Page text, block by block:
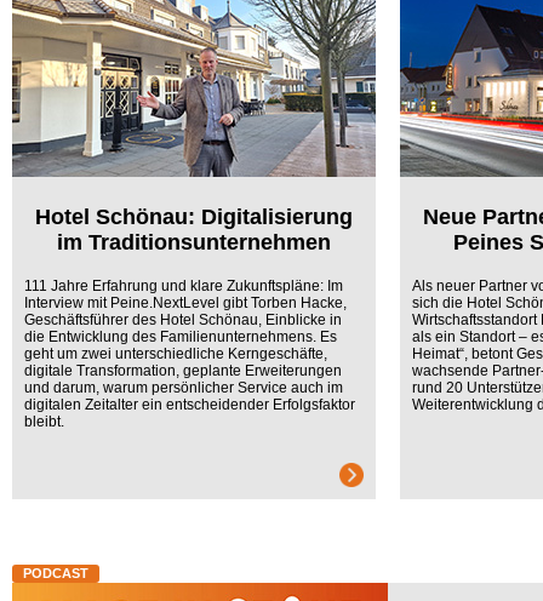
Hotel Schönau: Digitalisierung
im Traditionsunternehmen
111 Jahre Erfahrung und klare Zukunftspläne: Im
Interview mit Peine.NextLevel gibt Torben Hacke,
Geschäftsführer des Hotel Schönau, Einblicke in
die Entwicklung des Familienunternehmens. Es
geht um zwei unterschiedliche Kerngeschäfte,
digitale Transformation, geplante Erweiterungen
und darum, warum persönlicher Service auch im
digitalen Zeitalter ein entscheidender Erfolgsfaktor
bleibt.
Neue
Peines
Als neuer Partner
sich die Hotel
Wirtschaftsstandort
als ein Standort –
Heimat“, betont
wachsende
rund 20
Weiterentwicklung
PODCAST